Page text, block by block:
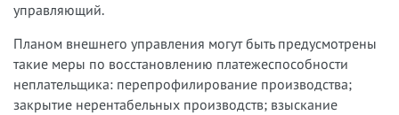
управляющий.
Планом внешнего управления могут быть предусмотрены
такие меры по восстановлению платежеспособности
неплательщика: перепрофилирование производства;
закрытие нерентабельных производств; взыскание